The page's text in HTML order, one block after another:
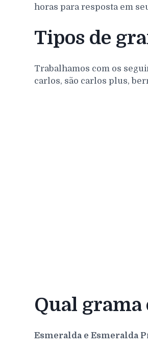
horas para resposta em
Tipos de
Trabalhamos com os
carlos, são carlos plus,
Qual
Esmeralda e Esmeralda